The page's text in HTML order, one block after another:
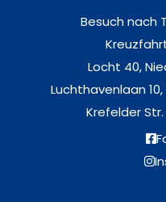
Besuch nach
Locht 40,
Luchthavenlaan
Krefelder Str.